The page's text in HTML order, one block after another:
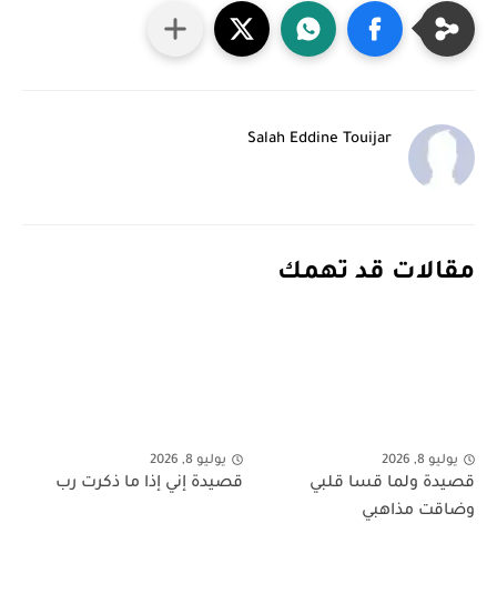
Salah Eddine Touijar
مقالات قد تهمك
يوليو 8, 2026
قصيدة ولما قسا قلبي
وضاقت مذاهبي
يوليو 8, 2026
قصيدة إني إذا ما ذكرت رب